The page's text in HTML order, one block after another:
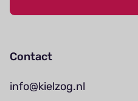
Contact
info@kielzog.nl